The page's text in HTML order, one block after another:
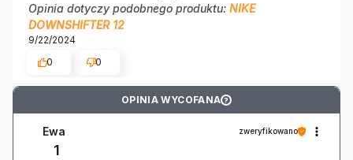
Opinia dotyczy podobnego produktu: NIKE
DOWNSHIFTER 12
9/22/2024
0
0
OPINIA WYCOFANA ?
Ewa zweryfikowano
1